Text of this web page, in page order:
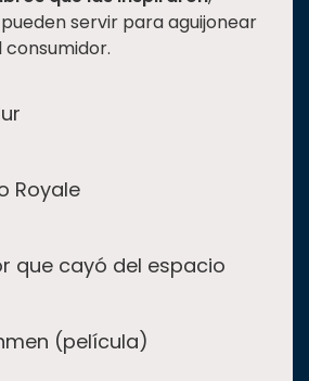
servir para aguijonear
consumidor.
Royale
que cayó del espacio
(película)